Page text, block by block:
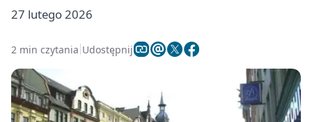
27 lutego 2026
2 min czytania Udostępnij